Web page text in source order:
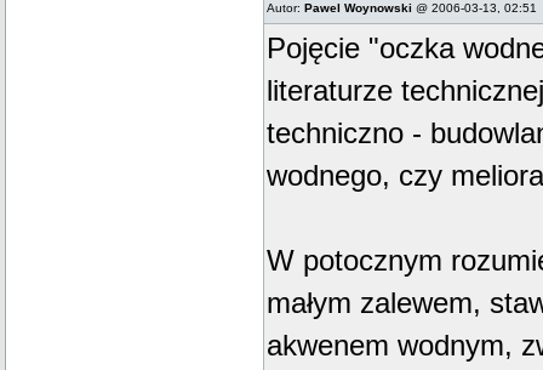
Autor: Pawel Woynowski @ 2006-03-13, 02:51
Pojęcie "oczka
literaturze
techniczno -
wodnego, czy
W potocznym
małym zalewem,
akwenem wodnym,